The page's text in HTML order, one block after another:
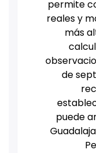
permite
reales y
más
de
puede